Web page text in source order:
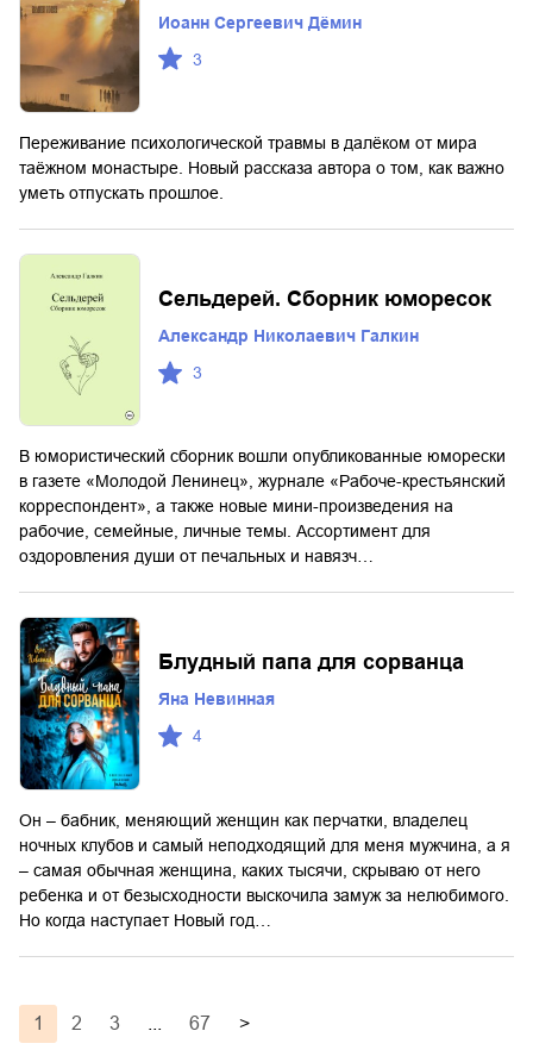
Иоанн Сергеевич Дёмин
3
Переживание психологической травмы в далёком от мира
таёжном монастыре. Новый рассказа автора о том, как важно
уметь отпускать прошлое.
Сельдерей. Сборник юморесок
Александр Николаевич Галкин
3
В юмористический сборник вошли опубликованные юморески
в газете «Молодой Ленинец», журнале «Рабоче-крестьянский
корреспондент», а также новые мини-произведения на
рабочие, семейные, личные темы. Ассортимент для
оздоровления души от печальных и навязч…
Блудный папа для сорванца
Яна Невинная
4
Он – бабник, меняющий женщин как перчатки, владелец
ночных клубов и самый неподходящий для меня мужчина, а я
– самая обычная женщина, каких тысячи, скрываю от него
ребенка и от безысходности выскочила замуж за нелюбимого.
Но когда наступает Новый год…
1 2 3 67 >